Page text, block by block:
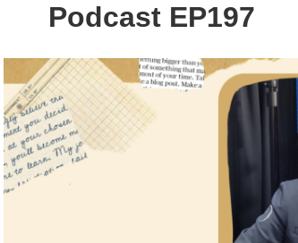
Podcast EP197